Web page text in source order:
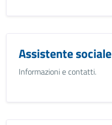
Assistente sociale
Informazioni e contatti.